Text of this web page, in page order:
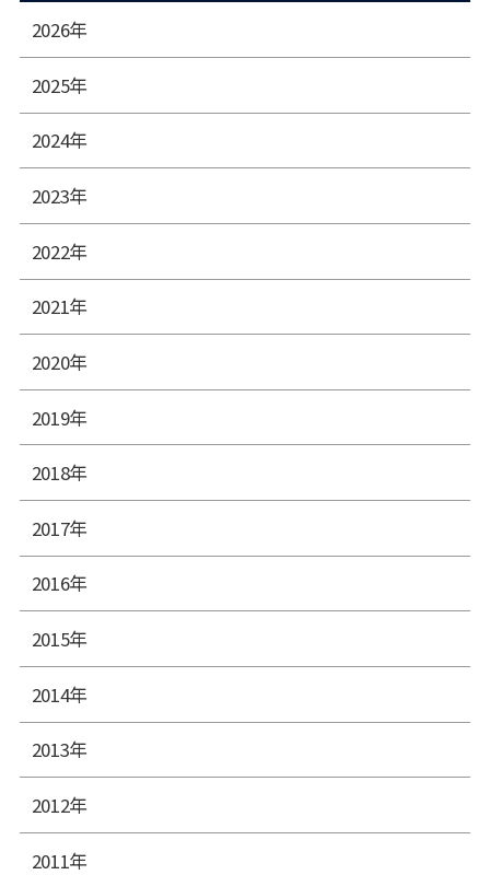
2026年
2025年
2024年
2023年
2022年
2021年
2020年
2019年
2018年
2017年
2016年
2015年
2014年
2013年
2012年
2011年